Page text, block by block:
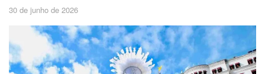
30 de junho de 2026